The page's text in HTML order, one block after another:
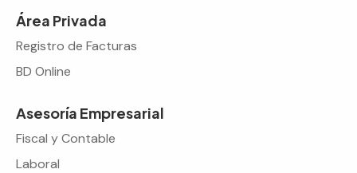
Área Privada
Registro de Facturas
BD Online
Asesoría Empresarial
Fiscal y Contable
Laboral